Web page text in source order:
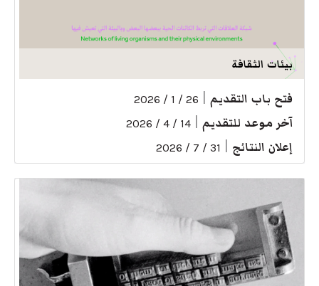
بيئات الثقافة
فتح باب التقديم 26 / 1 / 2026
آخر موعد للتقديم 14 / 4 / 2026
إعلان النتائج 31 / 7 / 2026